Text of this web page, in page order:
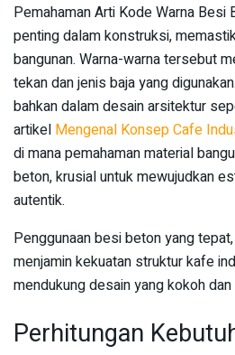
Pemahaman Arti Kode Warna
penting dalam konstruksi,
bangunan. Warna-warna tersebut
tekan dan jenis baja yang
bahkan dalam desain arsitektur
artikel Mengenal Konsep Cafe
di mana pemahaman material
beton, krusial untuk mewujudkan
autentik.
Penggunaan besi beton yang
menjamin kekuatan struktur kafe
mendukung desain yang kokoh dan
Perhitungan